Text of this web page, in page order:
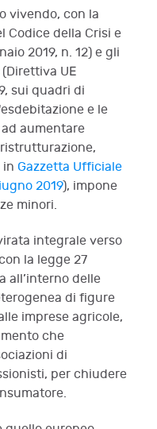
vivendo, con la
Codice della Crisi e
2019, n. 12) e gli
Direttiva UE
, sui quadri di
e le
aumentare
in Gazzetta Ufficiale
2019), impone
minori.
integrale verso
la legge 27
all’interno delle
di figure
imprese agricole,
che
di
per chiudere